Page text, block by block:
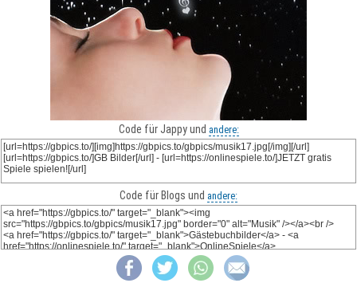
Code für Jappy und andere:
Code für Blogs und andere: